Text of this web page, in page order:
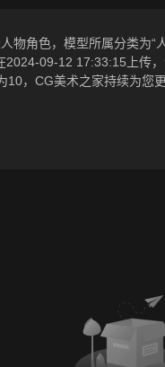
物角色，模型所属分类为
09-12 17:33:15上传
，CG美术之家持续为您